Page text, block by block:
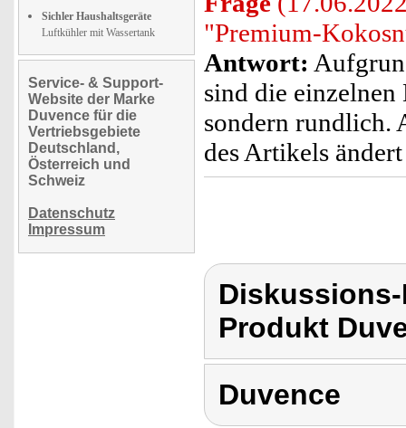
Sichler Haushaltsgeräte
Luftkühler mit Wassertank
Service- & Support-
Website der Marke
Duvence für die
Vertriebsgebiete
Deutschland,
Österreich und
Schweiz
Datenschutz
Impressum
"Premium-
Antwort:
sind die
sondern rundlich.
des Artikels
Produkt
Duvence